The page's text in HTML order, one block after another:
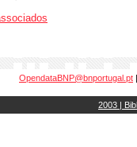
OpendataBNP@bnportugal.pt
2003 |